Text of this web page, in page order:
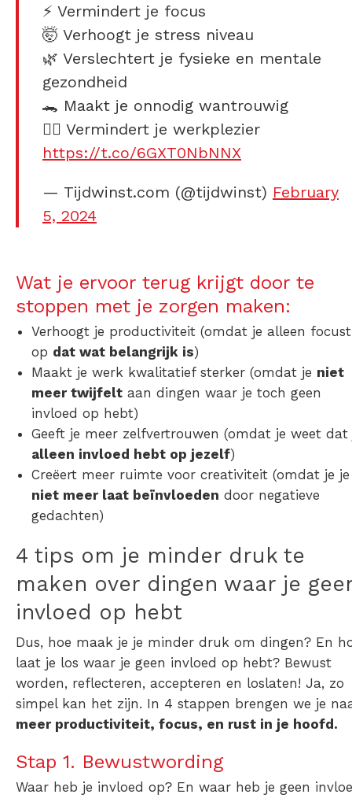
⚡️ Vermindert je focus
🤯 Verhoogt je stress niveau
🌿 Verslechtert je fysieke en mentale
gezondheid
🐊 Maakt je onnodig wantrouwig
👎🏼 Vermindert je werkplezier
https://t.co/6GXT0NbNNX
— Tijdwinst.com (@tijdwinst) February
5, 2024
Wat je ervoor terug krijgt door te
stoppen met je zorgen maken:
Verhoogt je productiviteit (omdat je alleen focust
op dat wat belangrijk is)
Maakt je werk kwalitatief sterker (omdat je niet
meer twijfelt aan dingen waar je toch geen
invloed op hebt)
Geeft je meer zelfvertrouwen (omdat je weet dat
alleen invloed hebt op jezelf)
Creëert meer ruimte voor creativiteit (omdat je je
niet meer laat beïnvloeden door negatieve
gedachten)
4 tips om je minder druk te
maken over dingen waar je
invloed op hebt
Dus, hoe maak je je minder druk om dingen? En
laat je los waar je geen invloed op hebt? Bewust
worden, reflecteren, accepteren en loslaten! Ja, zo
simpel kan het zijn. In 4 stappen brengen we je
meer productiviteit, focus, en rust in je hoofd.
Stap 1. Bewustwording
Waar heb je invloed op? En waar heb je geen